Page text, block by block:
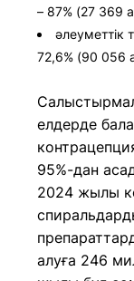
– 87% (27 369
әлеуметтік
72,6% (90 056
елдерде
95%-дан
2024 жылы
алуға 246